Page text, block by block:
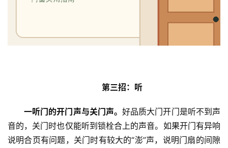
联
第三招：听
一听门的开门声与关门声。好品质大门开门是听不到声
音的，关门时也仅能听到锁栓合上的声音。如果开门有异响
说明合页有问题，关门时有较大的“澎”声，说明门扇的间隙